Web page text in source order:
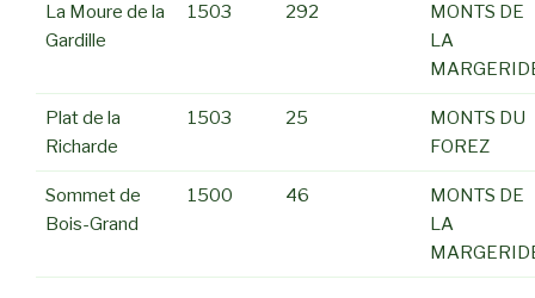
La Moure de la
Gardille
1503 292
MONTS DE
LA
Plat de la
Richarde
1503 25
MONTS DU
FOREZ
Sommet de
Bois-Grand
1500 46
MONTS DE
LA